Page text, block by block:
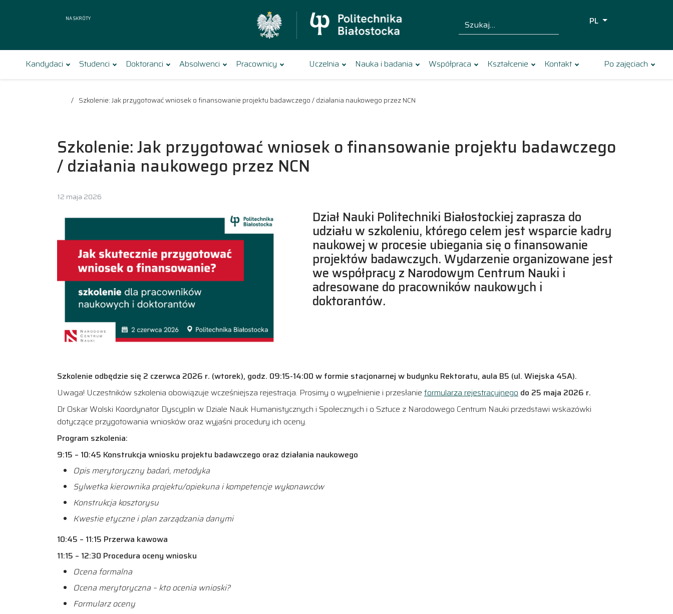
Na skróty Szukaj dla:
PL
Kandydaci Studenci Doktoranci Absolwenci Pracownicy Uczelnia Nauka i badania Współpraca Kształcenie Kontakt Po zajęciach
Szkolenie: Jak przygotować wniosek o finansowanie projektu badawczego / działania naukowego przez NCN
Szkolenie: Jak przygotować wniosek o finansowanie projektu badawczego
/ działania naukowego przez NCN
12 maja 2026
Dział Nauki Politechniki Białostockiej zaprasza do
udziału w szkoleniu, którego celem jest wsparcie kadry
naukowej w procesie ubiegania się o finansowanie
projektów badawczych. Wydarzenie organizowane jest
we współpracy z Narodowym Centrum Nauki i
adresowane do pracowników naukowych i
doktorantów.
Szkolenie odbędzie się 2 czerwca 2026 r. (wtorek), godz. 09:15-14:00 w formie stacjonarnej w budynku Rektoratu, aula B5 (ul. Wiejska 45A).
Uwaga! Uczestników szkolenia obowiązuje wcześniejsza rejestracja. Prosimy o wypełnienie i przesłanie formularza rejestracyjnego do 25 maja 2026 r.
Dr Oskar Wolski Koordynator Dyscyplin w Dziale Nauk Humanistycznych i Społecznych i o Sztuce z Narodowego Centrum Nauki przedstawi wskazówki
dotyczące przygotowania wniosków oraz wyjaśni procedury ich oceny.
Program szkolenia:
9:15 – 10:45 Konstrukcja wniosku projektu badawczego oraz działania naukowego
Opis merytoryczny badań, metodyka
Sylwetka kierownika projektu/opiekuna i kompetencje wykonawców
Konstrukcja kosztorysu
Kwestie etyczne i plan zarządzania danymi
10:45 – 11:15 Przerwa kawowa
11:15 – 12:30 Procedura oceny wniosku
Ocena formalna
Ocena merytoryczna – kto ocenia wnioski?
Formularz oceny